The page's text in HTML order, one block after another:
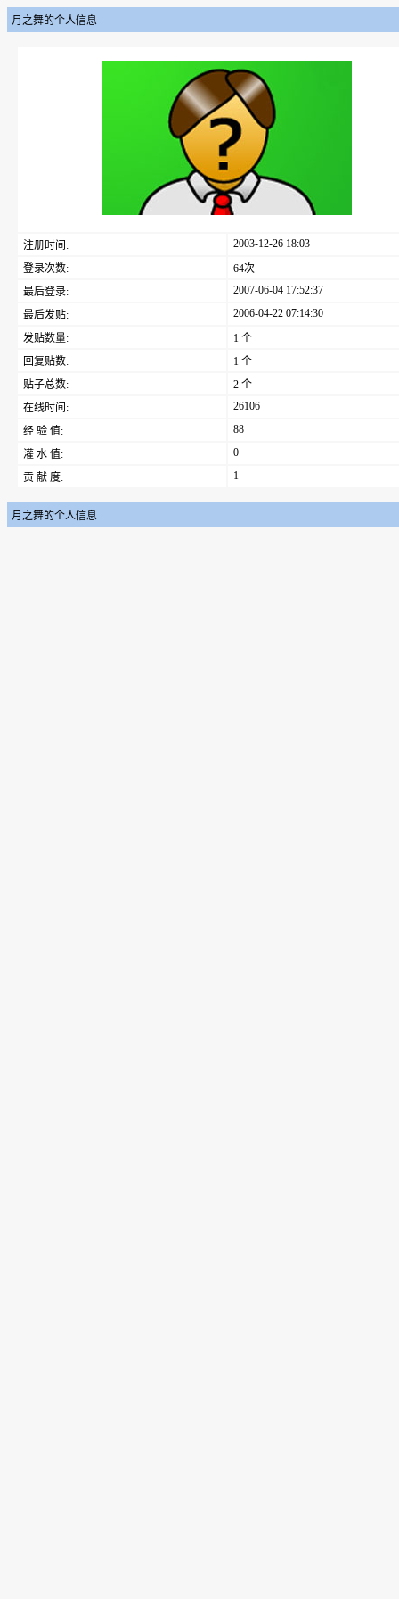
月之舞的个人信息
注册时间:
2003-12-26 18:03
登录次数:
64次
最后登录:
2007-06-04 17:52:37
最后发贴:
2006-04-22 07:14:30
发贴数量:
1 个
回复贴数:
1 个
贴子总数:
2 个
在线时间:
26106
经 验 值:
88
灌 水 值:
0
贡 献 度:
1
月之舞的个人信息